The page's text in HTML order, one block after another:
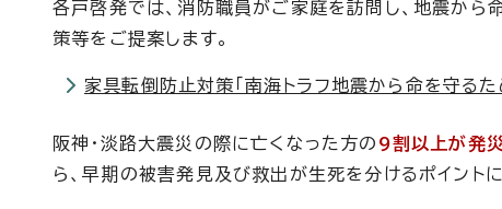
各戸啓発では、消防職員がご家庭を訪問し、地震か
策等をご提案します。
家具転倒防止対策「南海トラフ地震から命を守るた
阪神・淡路大震災の際に亡くなった方の 9割以上が発
ら、早期の被害発見及び救出が生死を分けるポイントに